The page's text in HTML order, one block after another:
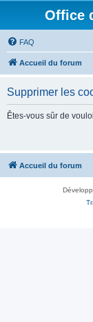
Office
FAQ
Accueil du forum
Supprimer les
Êtes-vous sûr de
Accueil du forum